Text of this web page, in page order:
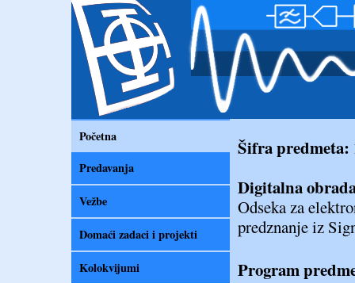
Početna
Predavanja
Vežbe
Domaći zadaci i projekti
Kolokvijumi
Šifra predmeta:
Digitalna
Odseka za
predznanje iz
Program